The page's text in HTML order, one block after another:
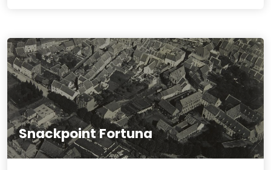
Snackpoint Fortuna